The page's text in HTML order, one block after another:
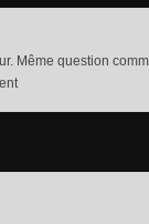
Même question